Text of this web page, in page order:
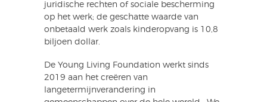
juridische rechten of sociale bescherming
op het werk; de geschatte waarde van
onbetaald werk zoals kinderopvang is 10,8
biljoen dollar.
De Young Living Foundation werkt sinds
2019 aan het creëren van
langetermijnverandering in